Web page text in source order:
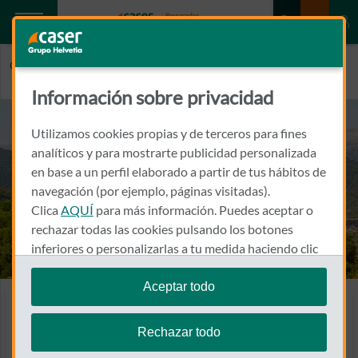
Caser.es HUESCA
Encuentra a tu agente
Información sobre privacidad
Utilizamos cookies propias y de terceros para fines
analíticos y para mostrarte publicidad personalizada
en base a un perfil elaborado a partir de tus hábitos de
navegación (por ejemplo, páginas visitadas).
Clica AQUÍ para más información. Puedes aceptar o
rechazar todas las cookies pulsando los botones
inferiores o personalizarlas a tu medida haciendo clic
en"configurar cookies".
Te recordamos que puedes modificar tus ajustes de
cookies en cualquier momento en la sección
Aceptar todo
Rechazar todo